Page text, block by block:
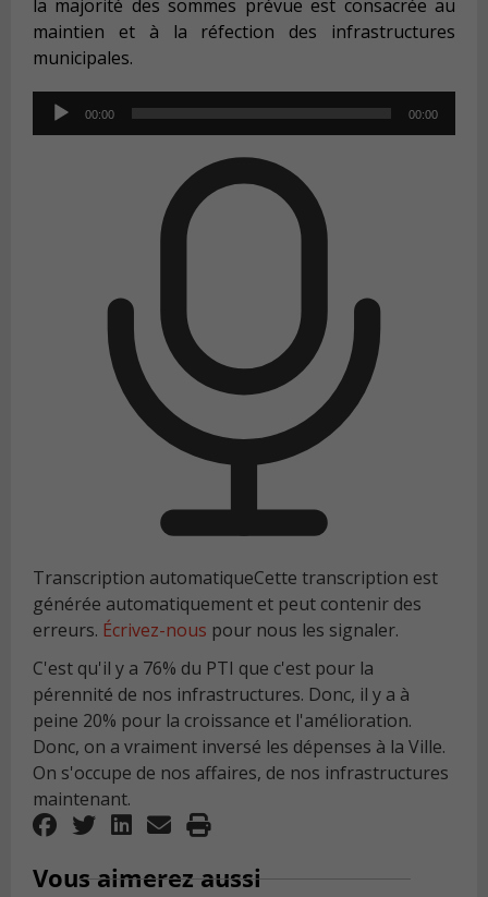
la majorité des sommes prévue est consacrée au
maintien et à la réfection des infrastructures
municipales.
Audio
Player
00:00 00:00
Transcription automatiqueCette transcription est
générée automatiquement et peut contenir des
erreurs. Écrivez-nous pour nous les signaler.
C'est qu'il y a 76% du PTI que c'est pour la
pérennité de nos infrastructures. Donc, il y a à
peine 20% pour la croissance et l'amélioration.
Donc, on a vraiment inversé les dépenses à la Ville.
On s'occupe de nos affaires, de nos infrastructures
maintenant.
Vous aimerez aussi